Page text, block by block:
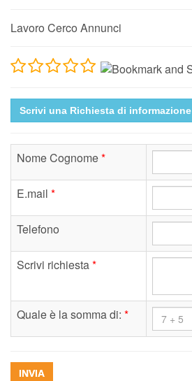
Lavoro Cerco Annunci
Scrivi una Richiesta di informazione
Nome Cognome*
E.mail *
Telefono
Scrivi richiesta*
Quale è la somma di: *
INVIA